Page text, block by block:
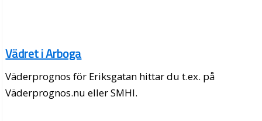
Vädret i Arboga
Väderprognos för Eriksgatan hittar du t.ex. på
Väderprognos.nu eller SMHI.